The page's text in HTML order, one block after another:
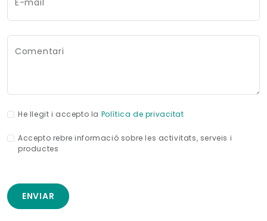
E-mail
Comentari
He llegit i accepto la Política de privacitat
Accepto rebre informació sobre les activitats, serveis i
productes
ENVIAR